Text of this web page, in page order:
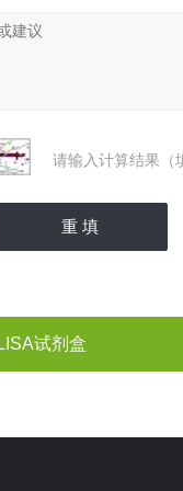
请输入计算结果（
试剂盒